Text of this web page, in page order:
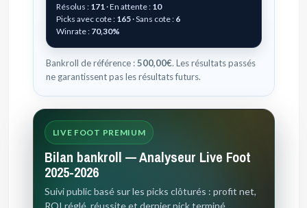
Résolus : 171 · En attente : 10
Picks avec cote : 165· Sans cote : 6
Winrate : 70,30%
Bankroll de référence :500,00€. Les résultats passés
ne garantissent pas les résultats futurs.
LIVE FOOT PREMIUM
Bilan bankroll — Analyseur Live Foot
2025-2026
Suivi public basé sur les picks clôturés : profit net,
ROI réglé, réussite et dernier pick terminé.